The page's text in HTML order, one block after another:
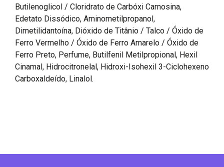
Butilenoglicol / Cloridrato de Carbóxi Carnosina,
Edetato Dissódico, Aminometilpropanol,
Dimetilidantoína, Dióxido de Titânio / Talco / Óxido de
Ferro Vermelho / Óxido de Ferro Amarelo / Óxido de
Ferro Preto, Perfume, Butilfenil Metilpropional, Hexil
Cinamal, Hidrocitronelal, Hidroxi-Isohexil 3-Ciclohexeno
Carboxaldeído, Linalol.